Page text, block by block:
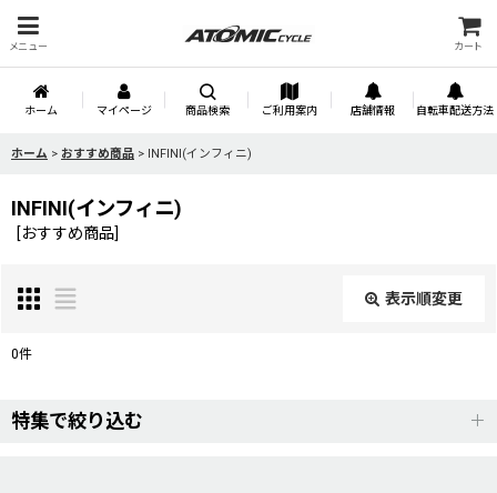
メニュー カート
ホーム マイページ 商品検索 ご利用案内 店舗情報 自転車配送方法
ホーム > おすすめ商品 > INFINI(インフィニ)
INFINI(インフィニ)
[おすすめ商品]
表示順変更
0件
特集で絞り込む